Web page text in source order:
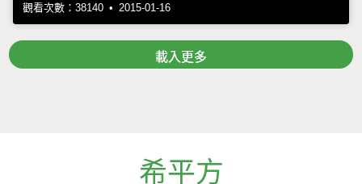
觀看次數：38140 • 2015-01-16
載入更多
希平方